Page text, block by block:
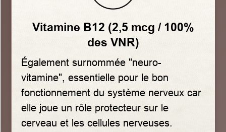
Vitamine B12 (2,5 mcg / 100%
des VNR)
Également surnommée "neuro-
vitamine", essentielle pour le bon
fonctionnement du système nerveux car
elle joue un rôle protecteur sur le
cerveau et les cellules nerveuses.